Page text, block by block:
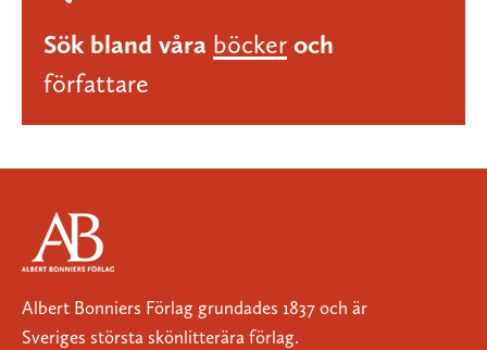
Sök bland våra böcker och
författare
Albert Bonniers Förlag grundades 1837 och är
Sveriges största skönlitterära förlag.